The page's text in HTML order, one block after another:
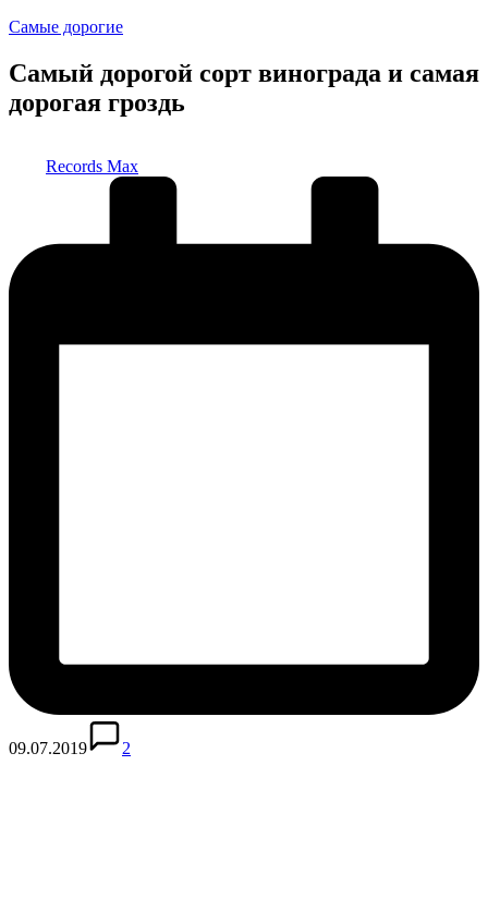
Опубликовано
Самые дорогие
Самый дорогой сорт винограда и самая
дорогая гроздь
Records Max
09.07.2019 2